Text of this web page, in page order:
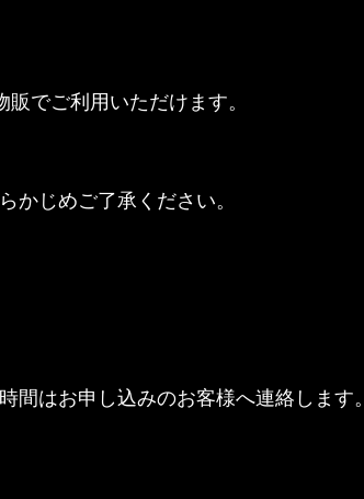
でご利用いただけます。
かじめご了承ください。
間はお申し込みのお客様へ連絡します。